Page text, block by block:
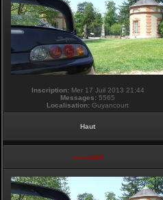
Inscription:Mer 17 Juil 2013 21:44
Messages: 5565
Localisation: Guyancourt
Haut
vmax330